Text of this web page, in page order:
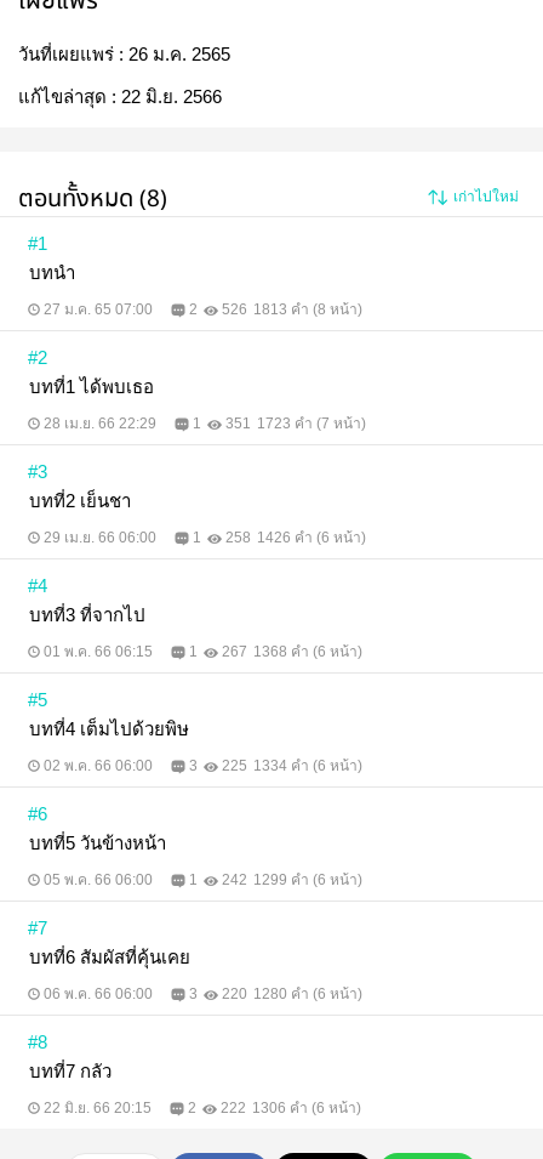
วันที่เผยแพร่ : 26 ม.ค. 2565
แก้ไขล่าสุด : 22 มิ.ย. 2566
ตอนทั้งหมด (8) เก่าไปใหม่
#1
บทนำ
27 ม.ค. 65 07:00 2 526 1813 คำ (8 หน้า)
#2
บทที่1 ได้พบเธอ
28 เม.ย. 66 22:29 1 351 1723 คำ (7 หน้า)
#3
บทที่2 เย็นชา
29 เม.ย. 66 06:00 1 258 1426 คำ (6 หน้า)
#4
บทที่3 ที่จากไป
01 พ.ค. 66 06:15 1 267 1368 คำ (6 หน้า)
#5
บทที่4 เต็มไปด้วยพิษ
02 พ.ค. 66 06:00 3 225 1334 คำ (6 หน้า)
#6
บทที่5 วันข้างหน้า
05 พ.ค. 66 06:00 1 242 1299 คำ (6 หน้า)
#7
บทที่6 สัมผัสที่คุ้นเคย
06 พ.ค. 66 06:00 3 220 1280 คำ (6 หน้า)
#8
บทที่7 กลัว
22 มิ.ย. 66 20:15 2 222 1306 คำ (6 หน้า)